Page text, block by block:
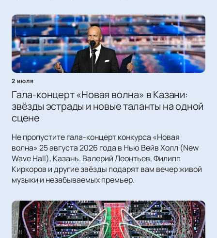
2 июля
Гала-концерт «Новая волна» в Казани:
звёзды эстрады и новые таланты на одной
сцене
Не пропустите гала-концерт конкурса «Новая
волна» 25 августа 2026 года в Нью Вейв Холл (New
Wave Hall), Казань. Валерий Леонтьев, Филипп
Киркоров и другие звёзды подарят вам вечер живой
музыки и незабываемых премьер.